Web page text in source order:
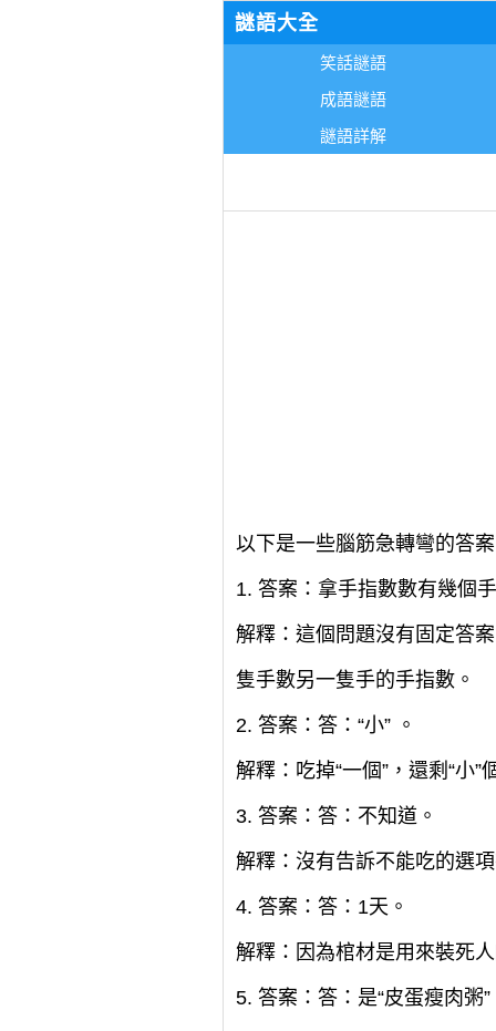
謎語大全
笑話謎語
成語謎語
謎語詳解
以下是一些腦筋急轉彎的答案
1. 答案：拿手指數數有幾個
解釋：這個問題沒有固定答
隻手數另一隻手的手指數。
2. 答案：答：“小” 。
解釋：吃掉“一個”，還剩“小”
3. 答案：答：不知道。
解釋：沒有告訴不能吃的選
4. 答案：答：1天。
解釋：因為棺材是用來裝死
5. 答案：答：是“皮蛋瘦肉粥”